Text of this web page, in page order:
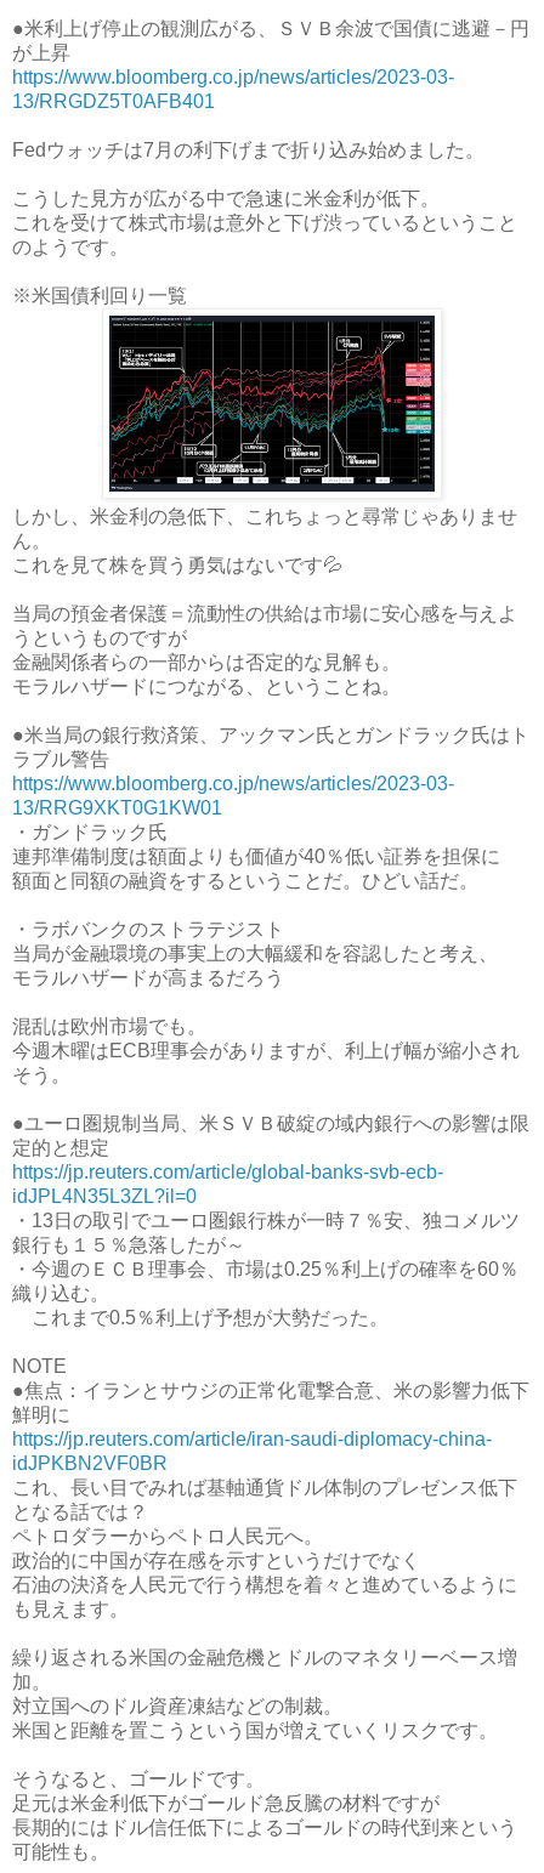
●米利上げ停止の観測広がる、ＳＶＢ余波で国債に逃避－円
が上昇
https://www.bloomberg.co.jp/news/articles/2023-03-
13/RRGDZ5T0AFB401
Fedウォッチは7月の利下げまで折り込み始めました。
こうした見方が広がる中で急速に米金利が低下。
これを受けて株式市場は意外と下げ渋っているということ
のようです。
※米国債利回り一覧
しかし、米金利の急低下、これちょっと尋常じゃありませ
ん。
これを見て株を買う勇気はないです💦
当局の預金者保護＝流動性の供給は市場に安心感を与えよ
うというものですが
金融関係者らの一部からは否定的な見解も。
モラルハザードにつながる、ということね。
●米当局の銀行救済策、アックマン氏とガンドラック氏はト
ラブル警告
https://www.bloomberg.co.jp/news/articles/2023-03-
13/RRG9XKT0G1KW01
・ガンドラック氏
連邦準備制度は額面よりも価値が40％低い証券を担保に
額面と同額の融資をするということだ。ひどい話だ。
・ラボバンクのストラテジスト
当局が金融環境の事実上の大幅緩和を容認したと考え、
モラルハザードが高まるだろう
混乱は欧州市場でも。
今週木曜はECB理事会がありますが、利上げ幅が縮小され
そう。
●ユーロ圏規制当局、米ＳＶＢ破綻の域内銀行への影響は限
定的と想定
https://jp.reuters.com/article/global-banks-svb-ecb-
idJPL4N35L3ZL?il=0
・13日の取引でユーロ圏銀行株が一時７％安、独コメルツ
銀行も１５％急落したが～
・今週のＥＣＢ理事会、市場は0.25％利上げの確率を60％
織り込む。
これまで0.5％利上げ予想が大勢だった。
NOTE
●焦点：イランとサウジの正常化電撃合意、米の影響力低下
鮮明に
https://jp.reuters.com/article/iran-saudi-diplomacy-china-
idJPKBN2VF0BR
これ、長い目でみれば基軸通貨ドル体制のプレゼンス低下
となる話では？
ペトロダラーからペトロ人民元へ。
政治的に中国が存在感を示すというだけでなく
石油の決済を人民元で行う構想を着々と進めているように
も見えます。
繰り返される米国の金融危機とドルのマネタリーベース増
加。
対立国へのドル資産凍結などの制裁。
米国と距離を置こうという国が増えていくリスクです。
そうなると、ゴールドです。
足元は米金利低下がゴールド急反騰の材料ですが
長期的にはドル信任低下によるゴールドの時代到来という
可能性も。